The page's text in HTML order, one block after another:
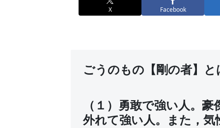
X Facebook
ごうのもの【剛の者】
（１）勇敢で強い人。
外れて強い人。また，気